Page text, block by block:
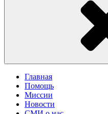
Главная
Помощь
Миссии
Новости